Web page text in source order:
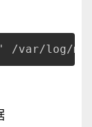
var/log/